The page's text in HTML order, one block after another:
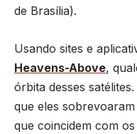
de Brasília).
Usando sites e
Heavens-Above,
órbita desses
que eles
que coincidem com